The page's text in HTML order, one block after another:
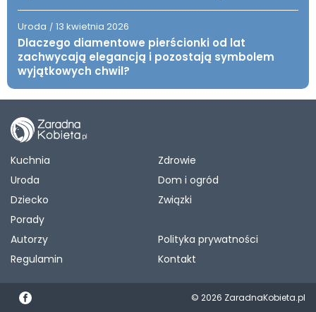
Uroda / 13 kwietnia 2026
Dlaczego diamentowe pierścionki od lat
zachwycają elegancją i pozostają symbolem
wyjątkowych chwil?
Kuchnia
Zdrowie
Uroda
Dom i ogród
Dziecko
Związki
Porady
Autorzy
Polityka prywatności
Regulamin
Kontakt
© 2026 ZaradnaKobieta.pl